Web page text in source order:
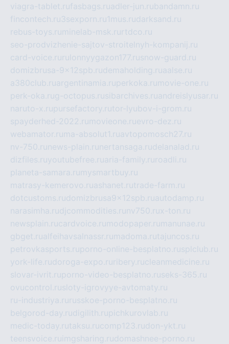
viagra-tablet.rufasbags.ruadler-jun.rubandamn.ru
fincontech.ru3sexporn.ru1mus.rudarksand.ru
rebus-toys.ru minelab-msk.ru rtdco.ru
seo-prodvizhenie-sajtov-stroitelnyh-kompanij.ru
card-voice.ru rulonnyygazon177.rusnow-guard.ru
domizbrusa-9x12spb.rudemaholding.ruaalse.ru
a380club.ruargentinamia.ruperkoka.ru movie-one.ru
perk-oka.rug-octopus.rusibarchives.ruandreislyusar.ru
naruto-x.rupursefactory.rutor-lyubov-i-grom.ru
spayderhed-2022.ru movieone.ruevro-dez.ru
webamator.ru ma-absolut1.ruavtopomosch27.ru
nv-750.ru news-plain.ru nertansaga.rudelanalad.ru
dizfiles.ruyoutubefree.ruaria-family.ru roadli.ru
planeta-samara.ru mysmartbuy.ru
matrasy-kemerovo.ruashanet.rutrade-farm.ru
dotcustoms.rudomizbrusa9x12spb.ruautodamp.ru
narasimha.rudjcommodities.ru nv750.rux-ton.ru
newsplain.rucardvoice.ru modopaper.ru manunae.ru
gbget.rualfeihavsalnassr.ru madoma.rutajuncos.ru
petrovkasports.ruporno-online-besplatno.rusplclub.ru
york-life.rudoroga-expo.ru ribery.rucleanmedicine.ru
slovar-ivrit.ruporno-video-besplatno.ruseks-365.ru
ovucontrol.rusloty-igrovyye-avtomaty.ru
ru-industriya.ru russkoe-porno-besplatno.ru
belgorod-day.rudigilith.rupichkurovlab.ru
medic-today.rutaksu.rucomp123.rudon-ykt.ru
teensvoice.ru imgsharing.rudomashnee-porno.ru